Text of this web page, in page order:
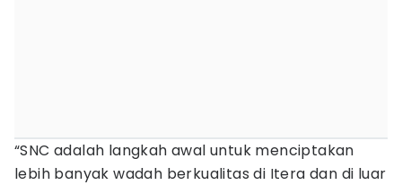
“SNC adalah langkah awal untuk menciptakan
lebih banyak wadah berkualitas di Itera dan di luar